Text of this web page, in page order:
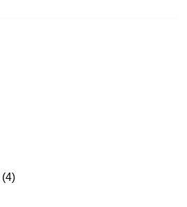
(4)